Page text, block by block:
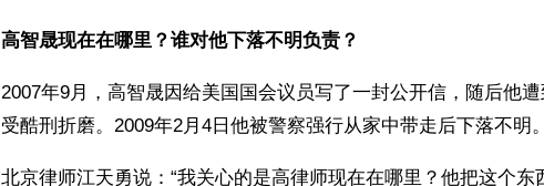
高智晟现在在哪里？谁对他下落不明负责？
2007年9月，高智晟因给美国国会议员写了一封公开信，随后他
受酷刑折磨。2009年2月4日他被警察强行从家中带走后下落不明。
北京律师江天勇说：“我关心的是高律师现在在哪里？他把这个东